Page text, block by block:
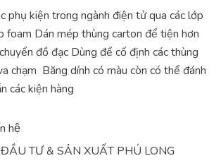
phụ kiện trong ngành điện tử qua các lớp
foam Dán mép thùng carton để tiện hơn
đồ đạc Dùng để cố định các thùng
chạm Băng dính có màu còn có thể đánh
các kiện hàng
hệ
TƯ & SẢN XUẤT PHÚ LONG